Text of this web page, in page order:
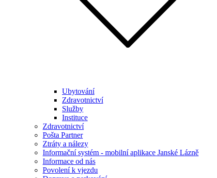
Ubytování
Zdravotnictví
Služby
Instituce
Zdravotnictví
Pošta Partner
Ztráty a nálezy
Informační systém - mobilní aplikace Janské Lázně
Informace od nás
Povolení k vjezdu